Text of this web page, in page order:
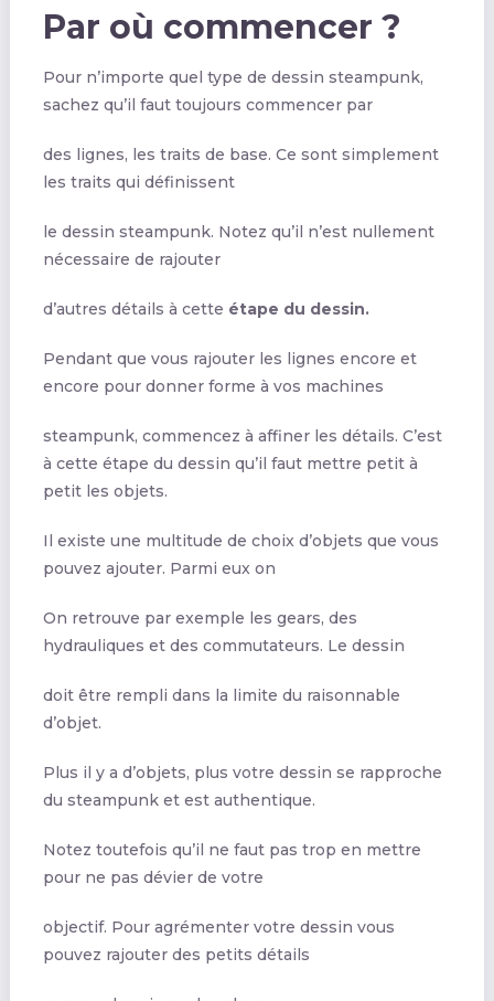
Par où commencer ?
Pour n’importe quel type de dessin steampunk,
sachez qu’il faut toujours commencer par
des lignes, les traits de base. Ce sont simplement
les traits qui définissent
le dessin steampunk. Notez qu’il n’est nullement
nécessaire de rajouter
d’autres détails à cette étape du dessin.
Pendant que vous rajouter les lignes encore et
encore pour donner forme à vos machines
steampunk, commencez à affiner les détails. C’est
à cette étape du dessin qu’il faut mettre petit à
petit les objets.
Il existe une multitude de choix d’objets que vous
pouvez ajouter. Parmi eux on
On retrouve par exemple les gears, des
hydrauliques et des commutateurs. Le dessin
doit être rempli dans la limite du raisonnable
d’objet.
Plus il y a d’objets, plus votre dessin se rapproche
du steampunk et est authentique.
Notez toutefois qu’il ne faut pas trop en mettre
pour ne pas dévier de votre
objectif. Pour agrémenter votre dessin vous
pouvez rajouter des petits détails